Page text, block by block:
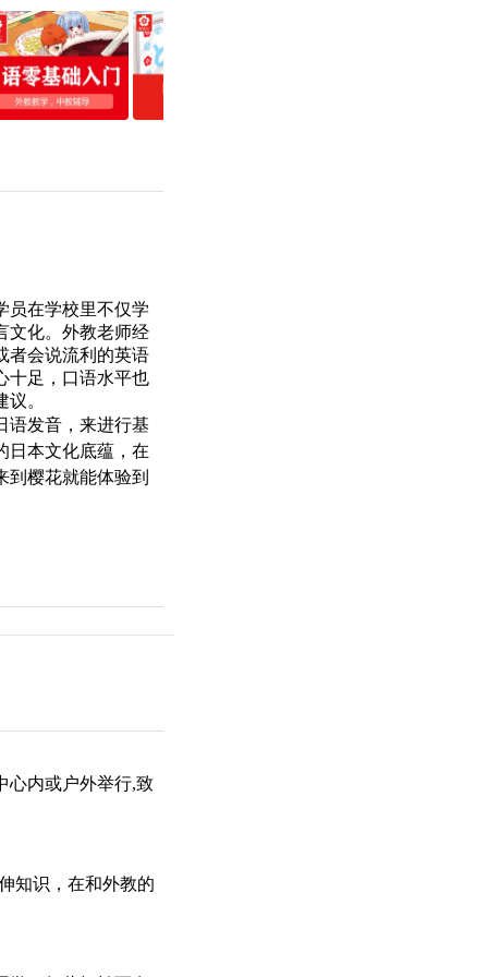
员在学校里不仅学
文化。外教老师经
者会说流利的英语
十足，口语水平也
。
语发音，来进行基
日本文化底蕴，在
到樱花就能体验到
心内或户外举行,致
知识，在和外教的